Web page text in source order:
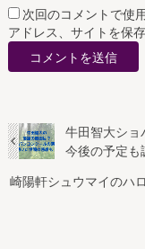
次回のコメントで使
アドレス、サイトを保存
牛田智大ショ
今後の予定も
崎陽軒シュウマイのハ